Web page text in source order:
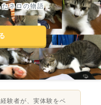
ネロの物語
験者が、実体験をベ